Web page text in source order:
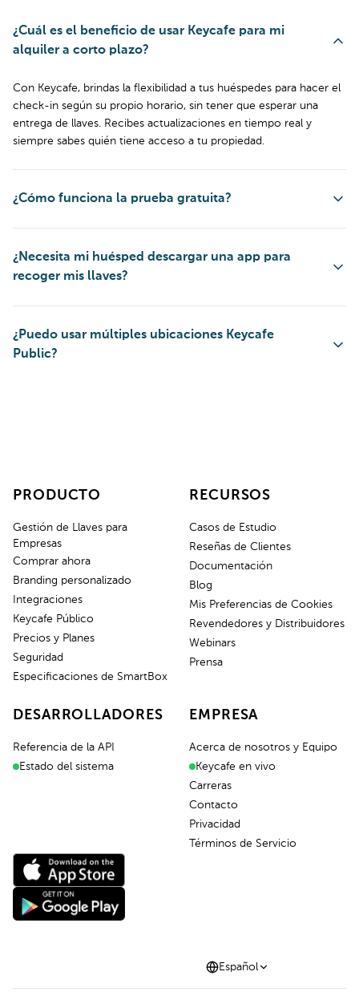
¿Cuál es el beneficio de usar Keycafe para mi
alquiler a corto plazo?
Con Keycafe, brindas la flexibilidad a tus huéspedes para hacer el
check-in según su propio horario, sin tener que esperar una
entrega de llaves. Recibes actualizaciones en tiempo real y
siempre sabes quién tiene acceso a tu propiedad.
¿Cómo funciona la prueba gratuita?
¿Necesita mi huésped descargar una app para
recoger mis llaves?
¿Puedo usar múltiples ubicaciones Keycafe
Public?
PRODUCTO
Gestión de Llaves para
Empresas
Comprar ahora
Branding personalizado
Integraciones
Keycafe Público
Precios y Planes
Seguridad
Especificaciones de SmartBox
RECURSOS
Casos de Estudio
Reseñas de Clientes
Documentación
Blog
Mis Preferencias de Cookies
Revendedores y Distribuidores
Webinars
Prensa
DESARROLLADORES
Referencia de la API
Estado del sistema
EMPRESA
Acerca de nosotros y Equipo
Keycafe en vivo
Carreras
Contacto
Privacidad
Términos de Servicio
Español